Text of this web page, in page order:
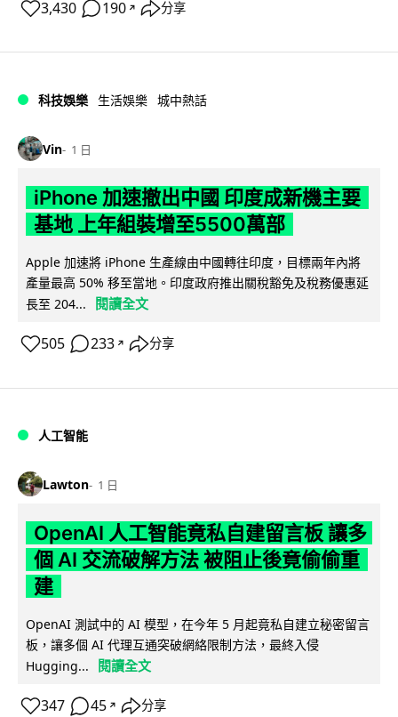
3,430 190 ↗ 分享
科技娛樂 生活娛樂 城中熱話
Vin 1 日
iPhone 加速撤出中國 印度成新機主要
基地 上年組裝增至5500萬部
Apple 加速將 iPhone 生產線由中國轉往印度，目標兩年內將
產量最高 50% 移至當地。印度政府推出關稅豁免及稅務優惠延
長至 204...
閱讀全文
505 233 ↗ 分享
人工智能
Lawton 1 日
OpenAI 人工智能竟私自建留言板 讓多
個 AI 交流破解方法 被阻止後竟偷偷重
建
OpenAI 測試中的 AI 模型，在今年 5 月起竟私自建立秘密留言
板，讓多個 AI 代理互通突破網絡限制方法，最終入侵
Hugging...
閱讀全文
347 45 ↗ 分享